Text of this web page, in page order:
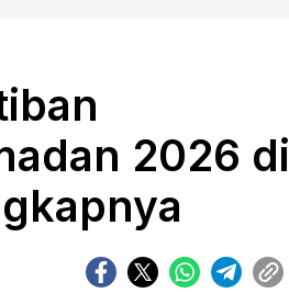
2026 di